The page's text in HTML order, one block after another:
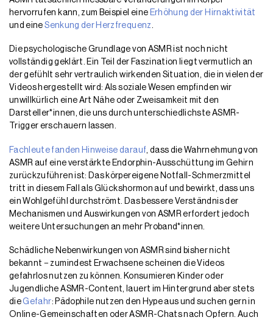
hervorrufen kann, zum Beispiel eine Erhöhung der Hirnaktivität
und eineSenkung der Herzfrequenz.
Die psychologische Grundlage von ASMR ist noch nicht
vollständig geklärt. Ein Teil der Faszination liegt vermutlich an
der gefühlt sehr vertraulich wirkenden Situation, die in vielen der
Videos hergestellt wird: Als soziale Wesen empfinden wir
unwillkürlich eine Art Nähe oder Zweisamkeit mit den
Darsteller*innen, die uns durch unterschiedlichste ASMR-
Trigger erschauern lassen.
Fachleute fanden Hinweise darauf , dass die Wahrnehmung von
ASMR auf eine verstärkte Endorphin-Ausschüttung im Gehirn
zurückzuführen ist: Das körpereigene Notfall-Schmerzmittel
tritt in diesem Fall als Glückshormon auf und bewirkt, dass uns
ein Wohlgefühl durchströmt. Das bessere Verständnis der
Mechanismen und Auswirkungen von ASMR erfordert jedoch
weitere Untersuchungen an mehr Proband*innen.
Schädliche Nebenwirkungen von ASMR sind bisher nicht
bekannt − zumindest Erwachsene scheinen die Videos
gefahrlos nutzen zu können. Konsumieren Kinder oder
Jugendliche ASMR-Content, lauert im Hintergrund aber stets
dieGefahr: Pädophile nutzen den Hype aus und suchen gern in
Online-Gemeinschaften oder ASMR-Chats nach Opfern. Auch